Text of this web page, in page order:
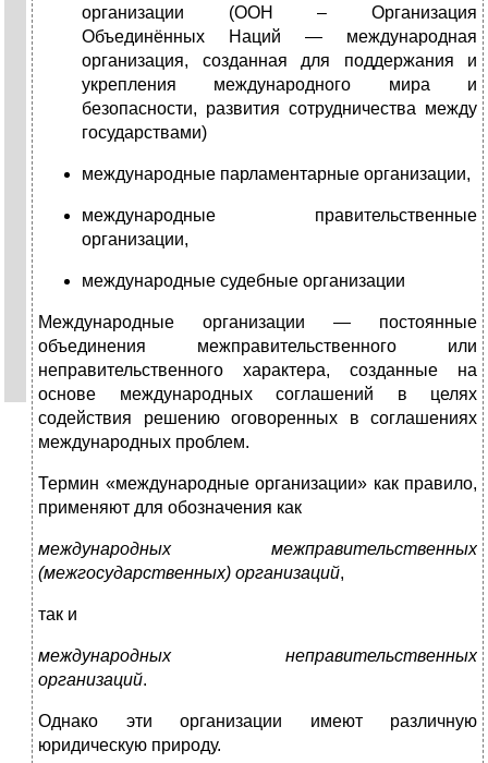
организации (ООН – Организация
Объединённых Наций — международная
организация, созданная для поддержания и
укрепления международного мира и
безопасности, развития сотрудничества между
государствами)
международные парламентарные организации,
международные правительственные
организации,
международные судебные организации
Международные организации — постоянные
объединения межправительственного или
неправительственного характера, созданные на
основе международных соглашений в целях
содействия решению оговоренных в соглашениях
международных проблем.
Термин «международные организации» как правило,
применяют для обозначения как
международных межправительственных
(межгосударственных) организаций,
так и
международных неправительственных
организаций.
Однако эти организации имеют различную
юридическую природу.